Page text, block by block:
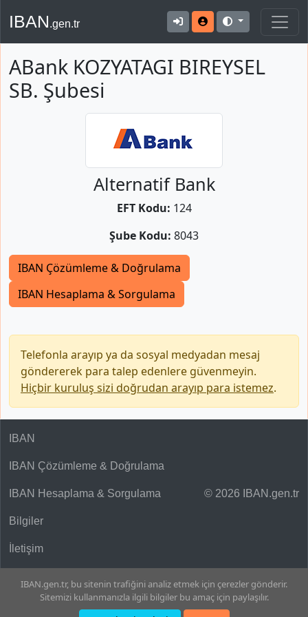
IBAN.gen.tr
ABank KOZYATAGI BIREYSEL
SB. Şubesi
Alternatif Bank
EFT Kodu: 124
Şube Kodu: 8043
IBAN Çözümleme & Doğrulama
IBAN Hesaplama & Sorgulama
Telefonla arayıp ya da sosyal medyadan mesaj
göndererek para talep edenlere güvenmeyin.
Hiçbir kuruluş sizi doğrudan arayıp para istemez.
© 2026 IBAN.gen.tr
IBAN
IBAN Çözümleme & Doğrulama
IBAN Hesaplama & Sorgulama
Bilgiler
İletişim
IBAN.gen.tr, bu sitenin trafiğini analiz etmek için çerezler gönderir.
Sitemizi kullanmanızla ilgili bilgiler bu amaç için paylaşılır.